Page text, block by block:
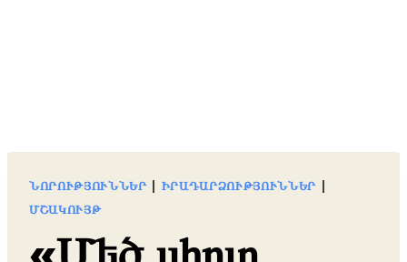
ՆՈՐՈՒԹՅՈՒՆՆԵՐ| ԻՐԱԴԱՐՁՈՒԹՅՈՒՆՆԵՐ|
ՄՇԱԿՈՒՅԹ